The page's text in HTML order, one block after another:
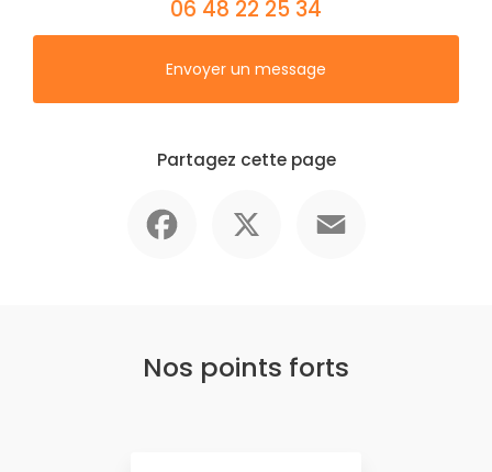
06 48 22 25 34
Envoyer un message
Partagez cette page
Nos points forts